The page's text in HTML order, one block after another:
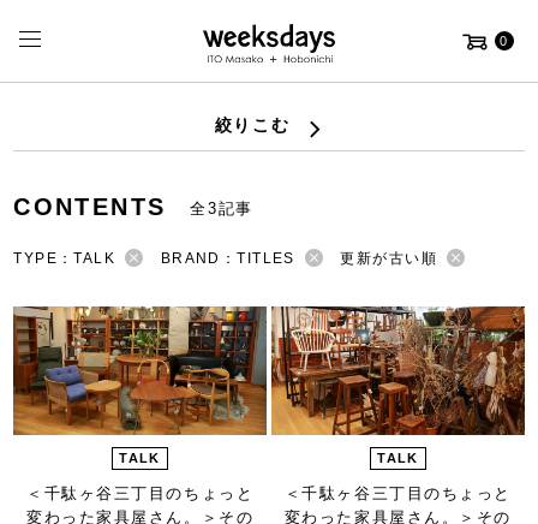
0
絞りこむ
CONTENTS 全3記事
TYPE：TALK BRAND：TITLES 更新が古い順
TALK
＜千駄ヶ谷三丁目のちょっと
変わった家具屋さん。＞ その
TALK
＜千駄ヶ谷三丁目のちょっと
変わった家具屋さん。＞ その